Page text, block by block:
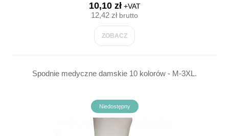
10,10 zł+VAT
12,42 złbrutto
ZOBACZ
Spodnie medyczne damskie 10 kolorów - M-3XL.
Niedostępny